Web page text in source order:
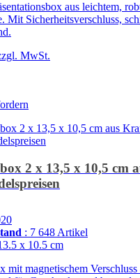
aus leichtem,
Mit Sicherheitsverschluss,
MwSt.
2 x 13,5 x 10,5 cm
: 7 648 Artikel
x 10.5 cm
mit magnetischem